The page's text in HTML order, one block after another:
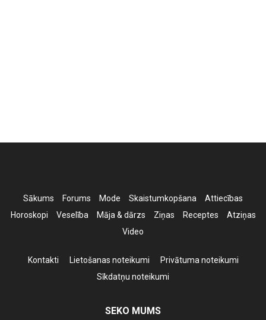
Sākums Forums Mode Skaistumkopšana
Attiecības
Horoskopi
Veselība Māja & dārzs Ziņas Receptes
Atziņas
Video
Kontakti Lietošanas noteikumi
Privātuma noteikumi
Sīkdatņu noteikumi
SEKO MUMS